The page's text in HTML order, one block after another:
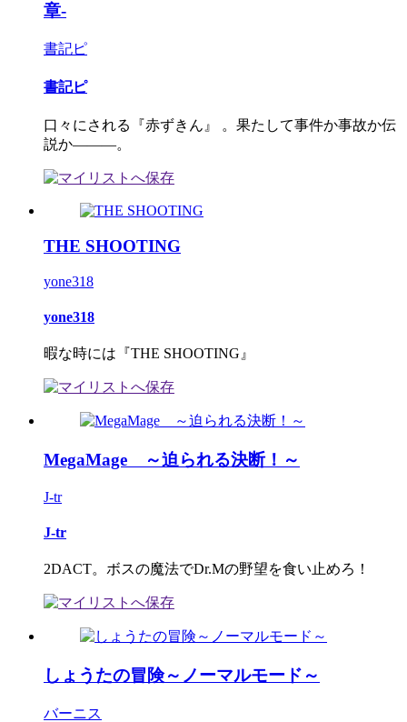
章-
書記ピ
書記ピ
口々にされる『赤ずきん』 。果たして事件か事故か伝
説か―――。
THE SHOOTING
yone318
yone318
暇な時には『THE SHOOTING』
MegaMage ～迫られる決断！～
J-tr
J-tr
2DACT。ボスの魔法でDr.Mの野望を食い止めろ！
しょうたの冒険～ノーマルモード～
バーニス